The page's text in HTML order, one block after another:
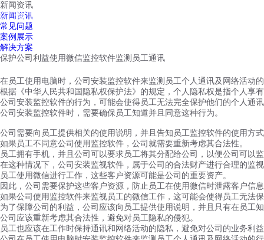
红鹰工作手机
新闻资讯
新闻资讯
常见问题
案例展示
解决方案
保护公司利益使用微信监控软件监测员工通讯
在员工使用电脑时，公司安装监控软件来监测员工个人通讯及网络活动
根据《中华人民共和国隐私权保护法》的规定，个人隐私权是指个人享
公司安装监控软件的行为，可能会使得员工无法完全保护他们的个人通
公司安装监控软件时，需要确保员工知道并且同意这种行为。
公司需要向员工提供相关的使用说明，并且告知员工监控软件的使用方
如果员工不同意公司使用监控软件，公司就需要重新考虑其合法性。
员工拥有手机，并且公司可以要求员工将其分配给公司，以便公司可以
在这种情况下，公司安装监视软件，属于公司的合法财产进行合理的监
员工使用微信进行工作，这些客户资源可能是公司的重要资产。
因此，公司需要保护这些客户资源，防止员工在使用微信时泄露客户信
如果公司使用监控软件来监视员工的微信工作，这可能会使得员工无法
为了保障公司的利益，公司应该向员工提供使用说明，并且只有在员工
公司应该重新考虑其合法性，避免对员工隐私的侵犯。
员工也应该在工作时保持通讯和网络活动的隐私，避免对公司的业务利